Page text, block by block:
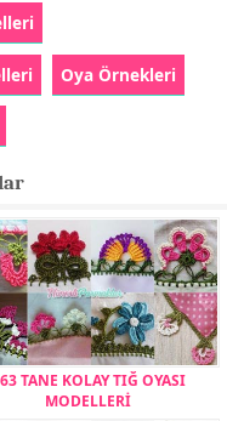
Oya Örnekleri
TANE KOLAY TIĞ OYASI
MODELLERİ